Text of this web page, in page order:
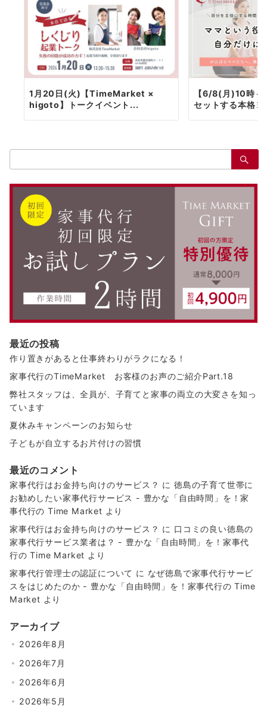
1月20日(火)【TimeMarket ×
higoto】トークイベント...
【6/8(月)10時～
セットする本格ヨ
索：
最近の投稿
作り置きがあると仕事終わりがラクになる！
家事代行のTimeMarket お客様のお声のご紹介Part.18
弊社スタッフは、全員が、子育てと家事の両立の大変さを知っ
ています
夏休みキャンペーンのお知らせ
子どもが自立するお片付けの習慣
最近のコメント
家事代行はお金持ち向けのサービス？ に徳島の子育て世帯に
お勧めしたい家事代行サービス - 豊かな「自由時間」を！家
事代行の Time Market より
家事代行はお金持ち向けのサービス？ に 口コミの良い徳島の
家事代行サービス業者は？ - 豊かな「自由時間」を！家事代
行の Time Market より
家事代行管理士の認証について に なぜ徳島で家事代行サービ
スをはじめたのか - 豊かな「自由時間」を！家事代行の Time
Market より
アーカイブ
2026年8月
2026年7月
2026年6月
2026年5月